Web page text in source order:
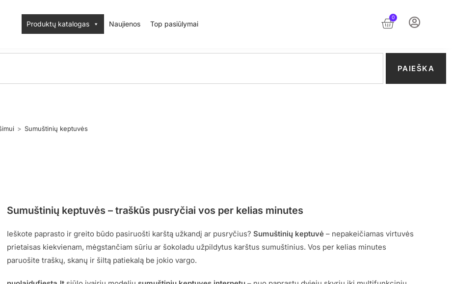
Produktų katalogas Naujienos Top pasiūlymai
0
PAIEŠKA
> Sumuštinių keptuvės
Sumuštinių keptuvės – traškūs pusryčiai vos per kelias minutes
Ieškote paprasto ir greito būdo pasiruošti karštą užkandį ar pusryčius? Sumuštinių keptuvė– nepakeičiamas virtuvės
prietaisas kiekvienam, mėgstančiam sūriu ar šokoladu užpildytus karštus sumuštinius. Vos per kelias minutes
paruošite traškų, skanų ir šiltą patiekalą be jokio vargo.